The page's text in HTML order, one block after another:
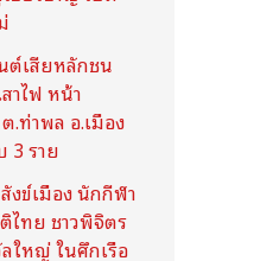
ต์เสียหลักชน
าไฟ หน้า
.ท่าพล อ.เมือง
3 ราย
งข์เมือง นักกีฬา
ไทย ชาวพิจิตร
ใหญ่ ในศึกเรือ